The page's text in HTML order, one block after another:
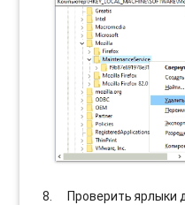
Проверить ярлыки